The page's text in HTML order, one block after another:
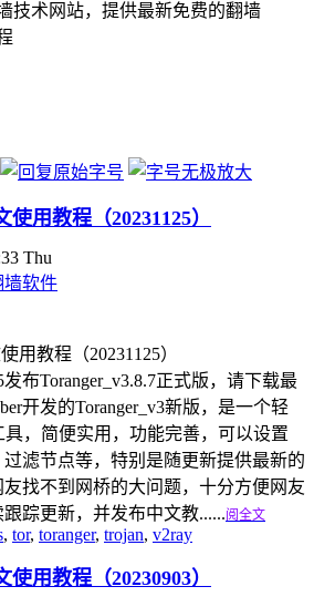
技术网站，提供最新免费的翻墙
用教程（20231125）
Thu
墙软件
发布Toranger_v3.8.7正式版，请下载最
开发的Toranger_v3新版，是一个轻
，简便实用，功能完善，可以设置
滤节点等，特别是随更新提供最新的
找不到网桥的大问题，十分方便网友
踪更新，并发布中文教......阅全文
, tor, toranger, trojan, v2ray
用教程（20230903）